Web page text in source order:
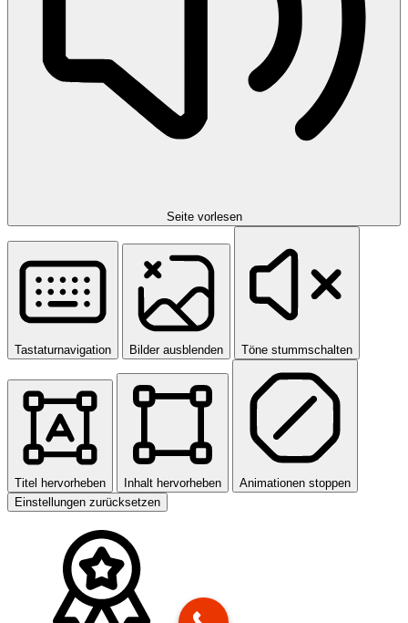
Seite vorlesen
Tastaturnavigation Bilder ausblenden Töne stummschalten
Titel hervorheben Inhalt hervorheben
Animationen stoppen
Einstellungen zurücksetzen